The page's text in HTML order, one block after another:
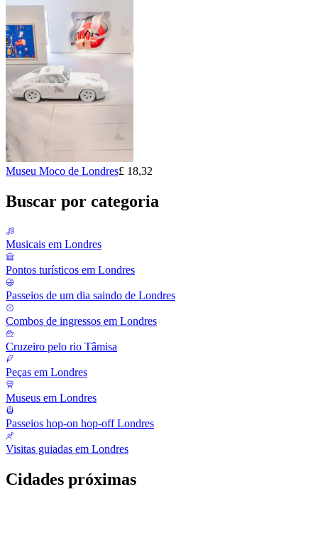
Museu Moco de Londres£ 18,32
Buscar por categoria
Musicais em Londres
Pontos turísticos em Londres
Passeios de um dia saindo de Londres
Combos de ingressos em Londres
Cruzeiro pelo rio Tâmisa
Peças em Londres
Museus em Londres
Passeios hop-on hop-off Londres
Visitas guiadas em Londres
Cidades próximas